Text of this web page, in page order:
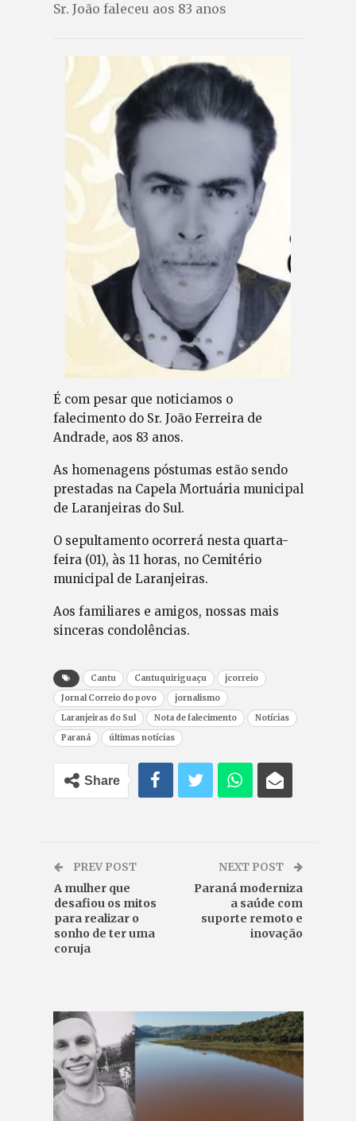
Sr. João faleceu aos 83 anos
É com pesar que noticiamos o
falecimento do Sr. João Ferreira de
Andrade, aos 83 anos.
As homenagens póstumas estão sendo
prestadas na Capela Mortuária municipal
de Laranjeiras do Sul.
O sepultamento ocorrerá nesta quarta-
feira (01), às 11 horas, no Cemitério
municipal de Laranjeiras.
Aos familiares e amigos, nossas mais
sinceras condolências.
Cantu Cantuquiriguaçu
jcorreio
Jornal Correio do povo
jornalismo
Laranjeiras do Sul
Nota de falecimento
Notícias
Paraná
últimas notícias
Share
PREV POST
A mulher que
desafiou os mitos
para realizar o
sonho de ter uma
coruja
NEXT POST
Paraná moderniza
a saúde com
suporte remoto e
inovação